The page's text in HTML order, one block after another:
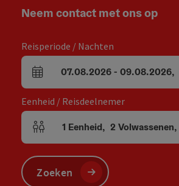
Neem contact met ons op
Reisperiode / Nachten
Velden voor aankomst en vertrek
07.08.2026- 09.08.2026,
Eenheid / Reisdeelnemer
Aantal eenheden en persoonsvelden
1 Eenheid, 2 Volwassenen,
Zoeken